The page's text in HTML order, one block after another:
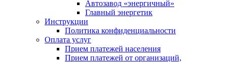
Автозавод «энергичный»
Главный энергетик
Инструкции
Политика конфиденциальности
Оплата услуг
Прием платежей населения
Прием платежей от организаций,